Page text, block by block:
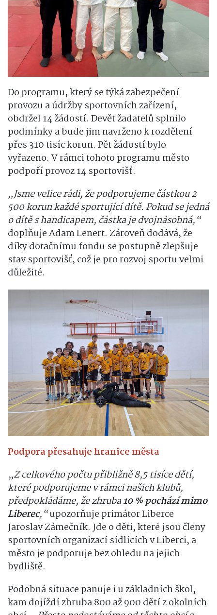
Do programu, který se týká zabezpečení
provozu a údržby sportovních zařízení,
obdržel 14 žádostí. Devět žadatelů splnilo
podmínky a bude jim navrženo k rozdělení
přes 310 tisíc korun. Pět žádostí bylo
vyřazeno. V rámci tohoto programu město
podpoří provoz 14 sportovišť.
„Jsme velice rádi, že podporujeme částkou 2
500 korun každé sportující dítě. Pokud se jedná
o dítě s handicapem, částka je dvojnásobná,“
doplňuje Adam Lenert. Zároveň dodává, že
díky dotačnímu fondu se postupně zlepšuje
stav sportovišť, což je pro rozvoj sportu velmi
důležité.
Podpora přesahuje hranice města
„Z celkového počtu přibližně 8,5 tisíce dětí,
které podporujeme v rámci našich klubů,
předpokládáme, že zhruba10 % pochází mimo
Liberec,“upozorňuje primátor Liberce
Jaroslav Zámečník. Jde o děti, které jsou členy
sportovních organizací sídlících v Liberci, a
město je podporuje bez ohledu na jejich
bydliště.
Podobná situace panuje i u základních škol,
kam dojíždí zhruba 800 až 900 dětí z okolních